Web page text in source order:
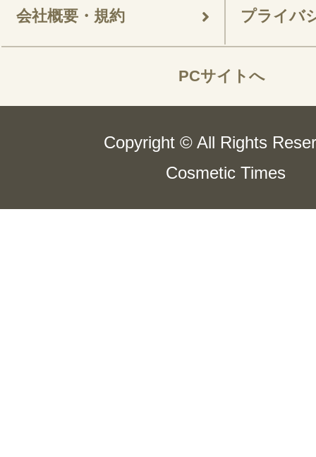
会社概要・規約 プライバ
PCサイトへ
Copyright © All Rights
Cosmetic Times